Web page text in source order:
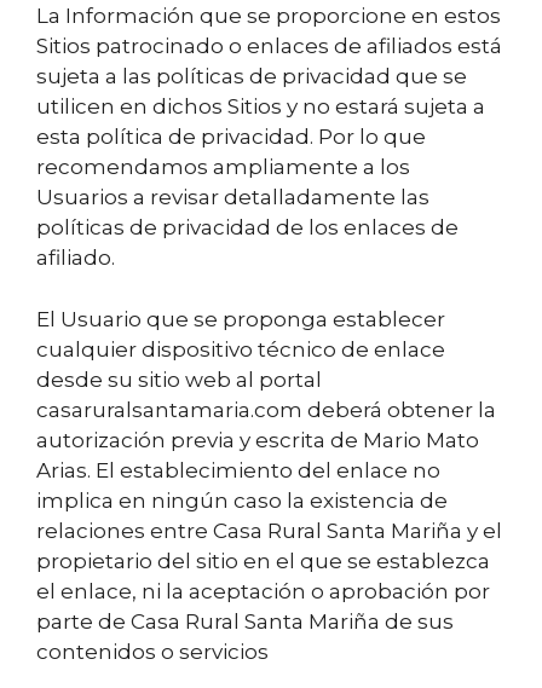
La Información que se proporcione en estos
Sitios patrocinado o enlaces de afiliados está
sujeta a las políticas de privacidad que se
utilicen en dichos Sitios y no estará sujeta a
esta política de privacidad. Por lo que
recomendamos ampliamente a los
Usuarios a revisar detalladamente las
políticas de privacidad de los enlaces de
afiliado.
El Usuario que se proponga establecer
cualquier dispositivo técnico de enlace
desde su sitio web al portal
casaruralsantamaria.com deberá obtener la
autorización previa y escrita de Mario Mato
Arias. El establecimiento del enlace no
implica en ningún caso la existencia de
relaciones entre Casa Rural Santa Mariña y el
propietario del sitio en el que se establezca
el enlace, ni la aceptación o aprobación por
parte de Casa Rural Santa Mariña de sus
contenidos o servicios